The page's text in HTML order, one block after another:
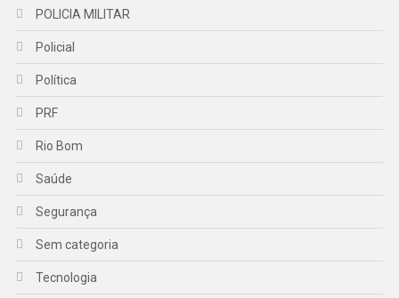
POLICIA MILITAR
Policial
Política
PRF
Rio Bom
Saúde
Segurança
Sem categoria
Tecnologia